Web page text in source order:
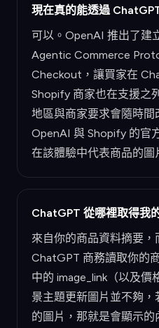
現在真的能透過
可以。OpenAI 推出了建
Agentic Commerce
Checkout，讓買家在
Shopify 商家也在支援之
地區與商家要求會隨時
OpenAI 與 Shopify 的官
在該體驗中代表商品的圖
ChatGPT 從哪裡取得我
來自你的商品資料摘要，
ChatGPT 商務讀取你的
中的 image_link（以及
景主題更新圖片並不夠
的圖片，那就是會顯示